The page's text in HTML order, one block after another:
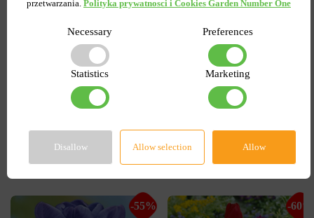
woman
Wysyłamy od 5 września
Kupiony 1956 razy
7.58 zł
Wysyłamy od 5 września
Kupiony 217 razy
Kod produktu
Ilość w paczce
15.27 zł6.87 zł
-55% -60%
przetwarzania. Polityka prywatnosci i Cookies Garden Number One
Necessary Preferences
Statistics Marketing
Disallow Allow selection Allow